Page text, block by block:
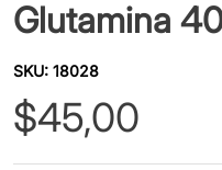
Glutamina
SKU:18028
$45,00